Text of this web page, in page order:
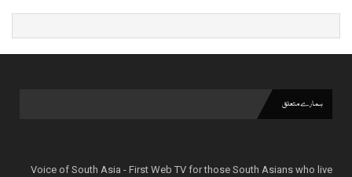
ہمارے متعلق
Voice of South Asia - First Web TV for those South Asians who live